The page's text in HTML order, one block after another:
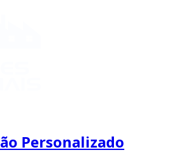
Personalizado